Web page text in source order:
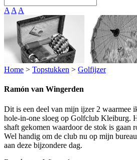
A A A
Home > Topstukken > Golfijzer
Ramón van Wingerden
Dit is een deel van mijn ijzer 2 waarmee
hole-in-one sloeg op Golfclub Kleiburg.
shaft gekomen waardoor de stok is gaan
Wel handig om de club nu op mijn
aan deze bijzondere dag.